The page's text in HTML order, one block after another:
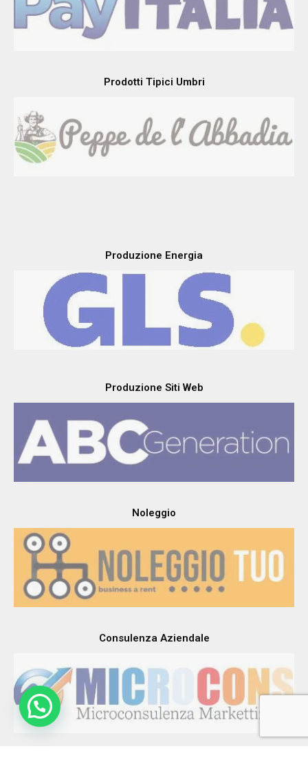
Prodotti Tipici Umbri
Produzione Energia
Produzione Siti Web
Noleggio
Consulenza Aziendale